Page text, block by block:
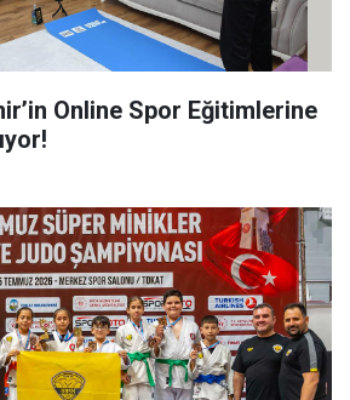
Online Spor Eğitimlerine